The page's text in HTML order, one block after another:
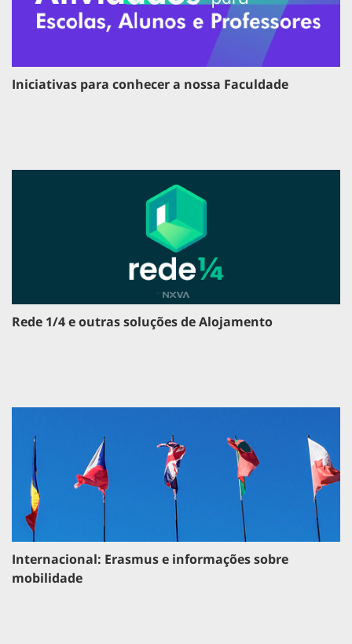
Iniciativas para conhecer a nossa Faculdade
Rede 1/4 e outras soluções de Alojamento
Internacional: Erasmus e informações sobre
mobilidade